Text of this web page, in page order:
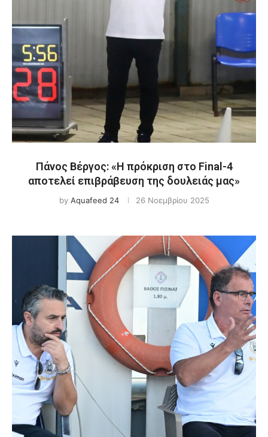
Πάνος Βέργος: «Η πρόκριση στο Final-4
αποτελεί επιβράβευση της δουλειάς μας»
by Aquafeed 24 26 Νοεμβρίου 2025